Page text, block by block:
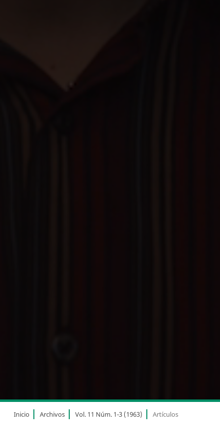
Inicio Archivos Vol. 11 Núm. 1-3 (1963) Artículos